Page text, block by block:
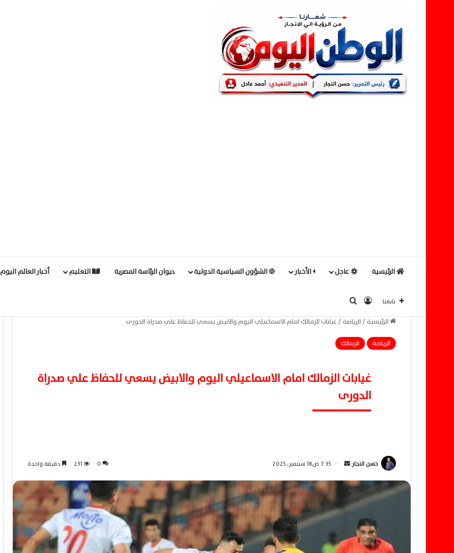
الرئيسية عاجل الأخبار الشؤون السياسية الدولية ديوان الرئاسة المصرية التعليم أخبار العالم اليوم
تابعنا تسجيل الدخول
الرئيسية/الرياضة/غيابات الزمالك امام الاسماعيلي اليوم والابيض يسعي للحفاظ علي صدراة الدورى
الرياضة
الزمالك
غيابات الزمالك امام الاسماعيلي اليوم والابيض يسعي للحفاظ علي صدراة
الدورى
حسن النجار
ب
د
7:35 ص18 سبتمبر، 2025 0
231 دقيقة واحدة